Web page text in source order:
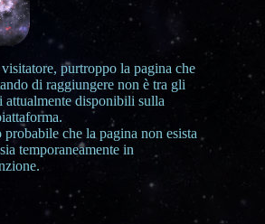
purtroppo la pagina che
di raggiungere non è tra gli
attualmente disponibili sulla
probabile che la pagina non esista
temporaneamente in